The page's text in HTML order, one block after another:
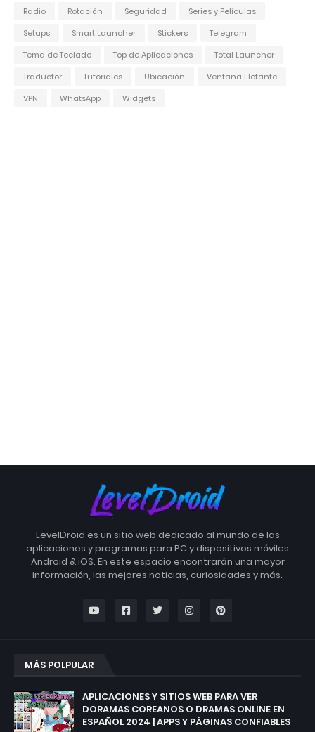
Radio
Rotación Seguridad
Series y Películas
Setups
Smart Launcher Stickers
Telegram
Tema de Teclado
Top de Aplicaciones
Total Launcher
Traductor
Tutoriales Ubicación
Ventana Flotante
VPN
WhatsApp Widgets
LevelDroid es un sitio web dedicado al mundo de las
aplicaciones y programas para PC y dispositivos móviles
Android & iOS. En este espacio encontrarán una mayor
información, las mejores noticias, curiosidades y más.
MÁS POLPULAR
APLICACIONES Y SITIOS WEB PARA VER
DORAMAS COREANOS O DRAMAS ONLINE EN
ESPAÑOL 2024 | APPS Y PÁGINAS CONFIABLES